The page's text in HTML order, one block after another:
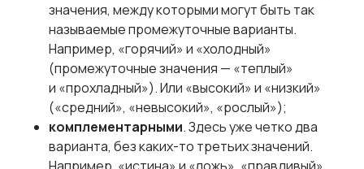
значения, между которыми могут быть так
называемые промежуточные варианты.
Например, «горячий» и «холодный»
(промежуточные значения — «теплый»
и «прохладный»). Или «высокий» и «низкий»
(«средний», «невысокий», «рослый»);
комплементарными. Здесь уже четко два
варианта, без каких-то третьих значений.